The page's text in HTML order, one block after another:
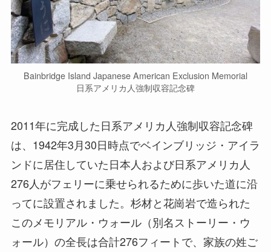
Bainbridge Island Japanese American Exclusion Memorial
日系アメリカ人強制収容記念碑
2011年に完成した日系アメリカ人強制収容記念碑
は、1942年3月30日時点でベインブリッジ・アイラ
ンドに居住していた日本人および日系アメリカ人
276人がフェリーに乗せられるために歩いた道に沿
ってに設置されました。杉材と花崗岩で造られた
このメモリアル・ウォール（別名ストーリー・ウ
ォール）の全長は合計276フィートで、家族の姓ご